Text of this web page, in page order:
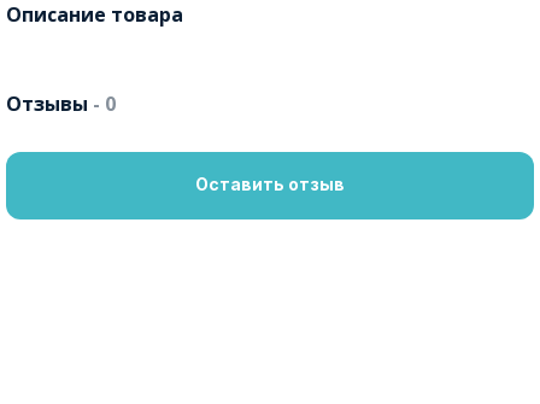
Описание товара
Отзывы - 0
Оставить отзыв